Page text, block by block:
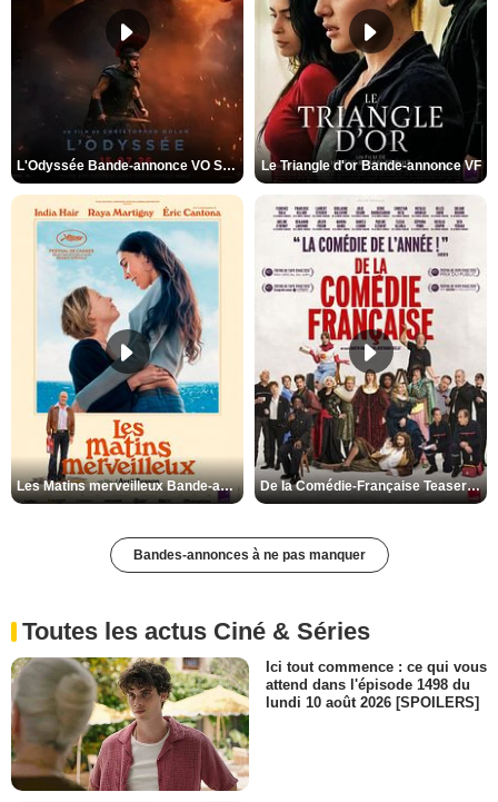
L'Odyssée Bande-annonce VO STFR Le Triangle d'or Bande-annonce VF
Les Matins merveilleux Bande-annonce VF De la Comédie-Française Teaser VF
Bandes-annonces à ne pas manquer
Toutes les actus Ciné & Séries
Ici tout commence : ce qui vous
attend dans l'épisode 1498 du
lundi 10 août 2026 [SPOILERS]